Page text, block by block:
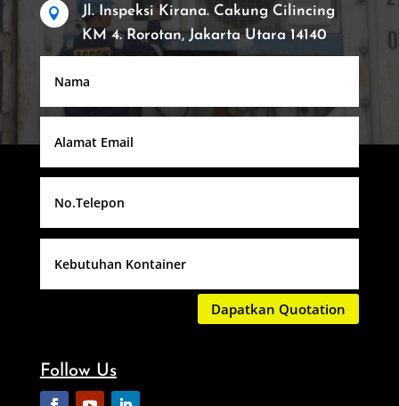

Jl. Inspeksi Kirana. Cakung Cilincing
KM 4. Rorotan, Jakarta Utara 14140
Dapatkan Quotation
Follow Us